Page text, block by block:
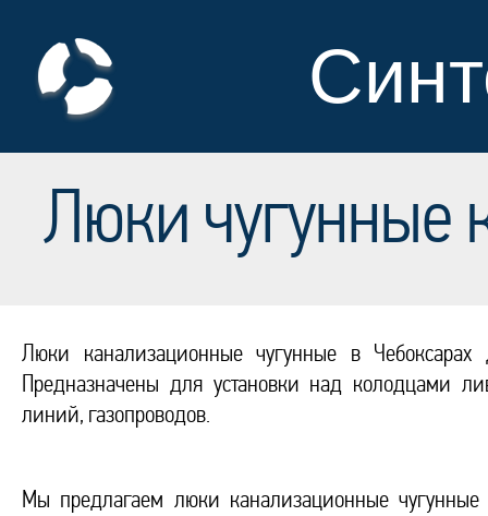
Люки чугунные
Люки канализационные чугунные в
Предназначены для установки над колодцами
линий, газопроводов.
Мы предлагаем люки канализационные чугунные